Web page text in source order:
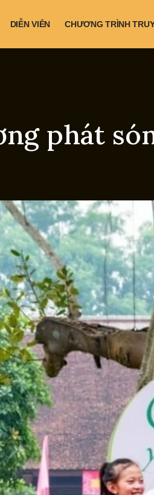
DIỄN VIÊN CHƯƠNG TRÌNH
phát